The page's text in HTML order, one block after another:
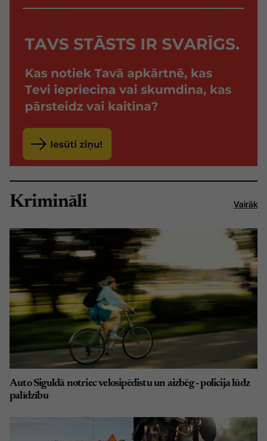
Krimināli Vairāk
Auto Siguldā notriec velosipēdistu un aizbēg - policija lūdz
palīdzību